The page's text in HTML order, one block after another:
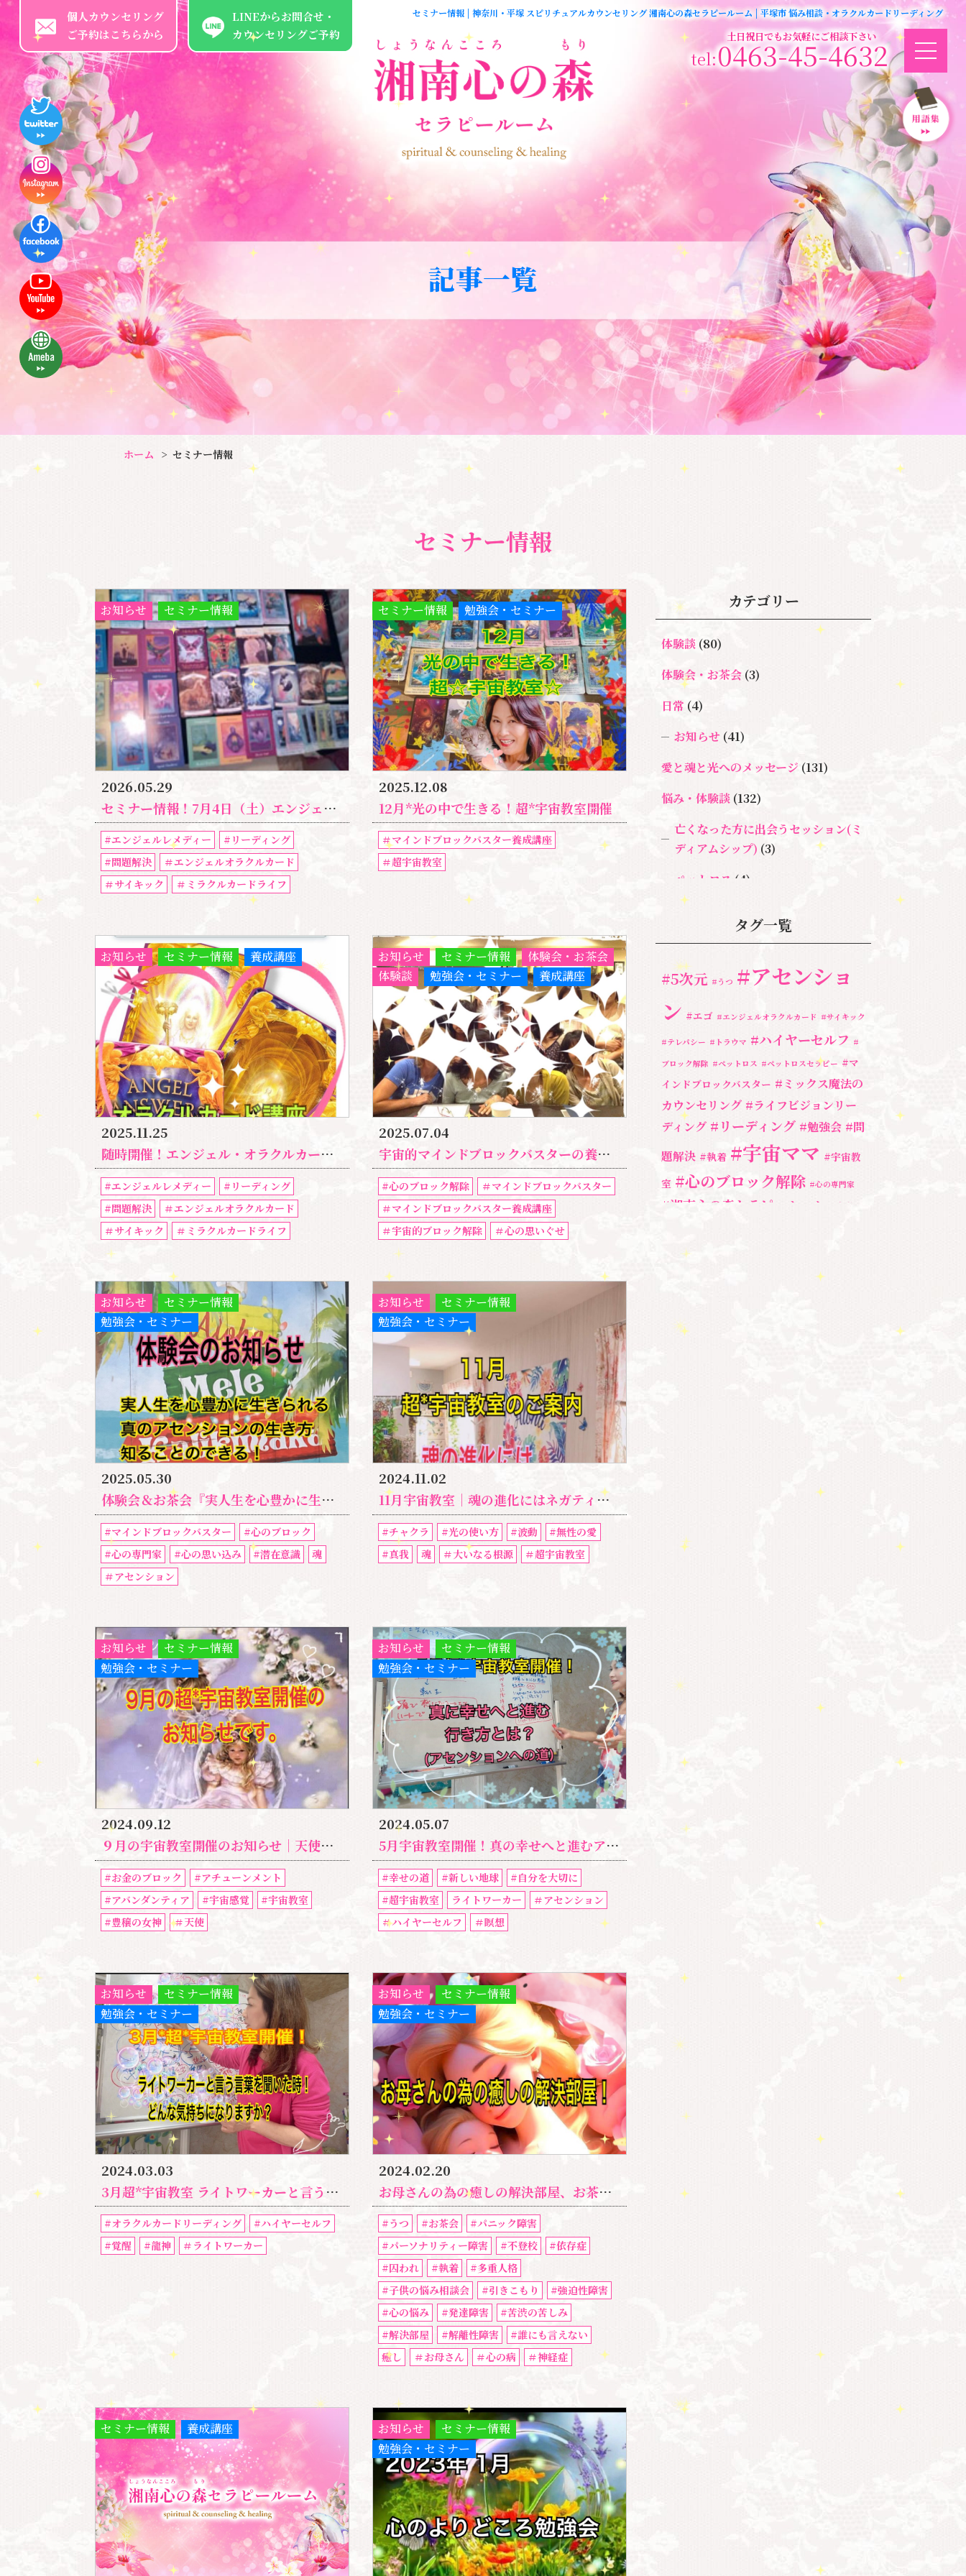
個人カウンセリング
ご予約はこちらから
LINEからお問合せ・
カウンセリングご予約
土日祝日でもお気軽にご相談下さい
0463-45-4632
セミナー情報 | 神奈川・平塚 スピリチュアルカウンセリング 湘南心の森セラピールーム | 平塚市 悩み相談・オラクルカードリーディング
記事一覧
ホーム セミナー情報
セミナー情報
お知らせ セミナー情報
2026.05.29
セミナー情報！7月4日（土）エンジェル・オラクルカード・サイキックリーディング特別講座
#エンジェルレメディー
#リーディング
#問題解決
＃エンジェルオラクルカード
＃サイキック
＃ミラクルカードライフ
セミナー情報 勉強会・セミナー
2025.12.08
12月*光の中で生きる！超*宇宙教室開催
＃マインドブロックバスター養成講座
＃超宇宙教室
お知らせ セミナー情報 養成講座
2025.11.25
随時開催！エンジェル・オラクルカード・サイキックリーディング特別講座
#エンジェルレメディー
#リーディング
#問題解決
＃エンジェルオラクルカード
＃サイキック
＃ミラクルカードライフ
お知らせ セミナー情報
体験会・お茶会
体験談
勉強会・セミナー 養成講座
2025.07.04
宇宙的マインドブロックバスターの養成講座の詳細｜自分の人生は、自分で大きく変えられます。
#心のブロック解除
＃マインドブロックバスター
＃マインドブロックバスター養成講座
＃宇宙的ブロック解除
＃心の思いぐせ
お知らせ
セミナー情報
勉強会・セミナー
2025.05.30
体験会＆お茶会『実人生を心豊かに生きられる、真のアセンションの生き方を知ることができる!』マインドブロックバスター
#マインドブロックバスター
#心のブロック
#心の専門家
#心の思い込み #潜在意識
魂
＃アセンション
お知らせ
セミナー情報
勉強会・セミナー
2024.11.02
11月宇宙教室｜魂の進化にはネガティブな体験が必要！
#チャクラ #光の使い方 #波動
#無性の愛
#真我
魂 ＃大いなる根源 ＃超宇宙教室
お知らせ
セミナー情報
勉強会・セミナー
2024.09.12
９月の宇宙教室開催のお知らせ｜天使、豊穣の女神アバンダンティアと繋がる
#お金のブロック
#アチューンメント
#アバンダンティア
#宇宙感覚
#宇宙教室
#豊穣の女神
＃天使
お知らせ
セミナー情報
勉強会・セミナー
2024.05.07
5月宇宙教室開催！真の幸せへと進むアセンションへの道とは
#幸せの道 #新しい地球
#自分を大切に
#超宇宙教室
ライトワーカー
＃アセンション
＃ハイヤーセルフ
＃瞑想
お知らせ
セミナー情報
勉強会・セミナー
2024.03.03
3月超*宇宙教室 ライトワーカーと言う言葉を聞いた時に どのような気持ちになりますか？
#オラクルカードリーディング
#ハイヤーセルフ
#覚醒
#龍神 ＃ライトワーカー
お知らせ
セミナー情報
勉強会・セミナー
2024.02.20
お母さんの為の癒しの解決部屋、お茶会開催！誰にも言えない心の悩みを持つお子様のお母さんへ！
#うつ #お茶会
#パニック障害
#パーソナリティー障害
#不登校
#依存症
#囚われ
#執着
#多重人格
#子供の悩み相談会
#引きこもり
#強迫性障害
#心の悩み
#発達障害
#苦渋の苦しみ
#解決部屋
#解離性障害
#誰にも言えない
癒し
＃お母さん ＃心の病 ＃神経症
セミナー情報 養成講座 お知らせ
セミナー情報
勉強会・セミナー
カテゴリー
体験談 (80)
体験会・お茶会 (3)
日常 (4)
お知らせ(41)
愛と魂と光へのメッセージ (131)
悩み・体験談 (132)
亡くなった方に出会うセッション(ミ
ディアムシップ) (3)
ペットロス (4)
個人セッション
養成講座(72)
勉強会・セミナー(54)
セミナー情報
タグ一覧
#5次元 #うつ #アセンショ
ン #エゴ #エンジェルオラクルカード #サイキック
#テレパシー #トラウマ #ハイヤーセルフ #
ブロック解除 #ペットロス #ペットロスセラピー #マ
インドブロックバスター #ミックス魔法の
カウンセリング #ライフビジョンリー
ディング #リーディング #勉強会 #問
題解決 #執着 #宇宙ママ #宇宙教
室 #心のブロック解除 #心の専門家
#湘南心の森セラピールーム
#自分と
宇宙教室
＃アセンシ
＃マインドブロックバスタ